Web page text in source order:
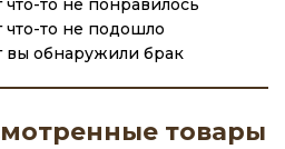
что-то не понравилось
что-то не подошло
вы обнаружили брак
товары